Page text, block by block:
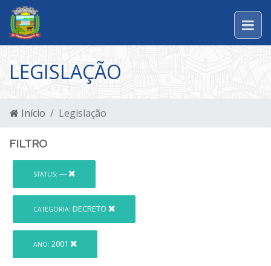
LEGISLAÇÃO
Início Legislação
FILTRO
STATUS: ---
CATEGORIA: DECRETO
ANO: 2001